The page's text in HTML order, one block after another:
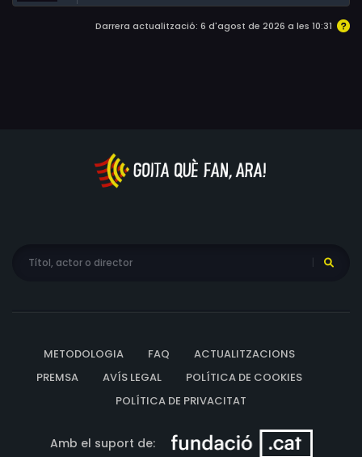
Darrera actualització: 6 d'agost de 2026 a les 10:31
METODOLOGIA FAQ
ACTUALITZACIONS
PREMSA
AVÍS LEGAL
POLÍTICA DE COOKIES
POLÍTICA DE PRIVACITAT
Amb el suport de: